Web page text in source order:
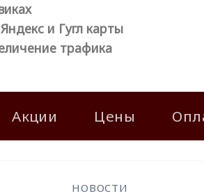
и Гугл карты
трафика
Акции Цены
НОВОСТИ